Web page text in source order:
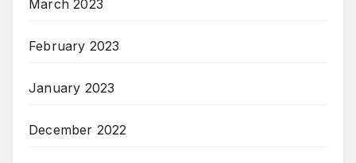
March 2023
February 2023
January 2023
December 2022